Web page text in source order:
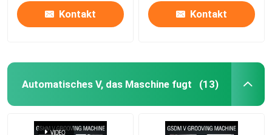
Produkte
Kontakt Kontakt
Automatisches V, das Maschine fugt (13)